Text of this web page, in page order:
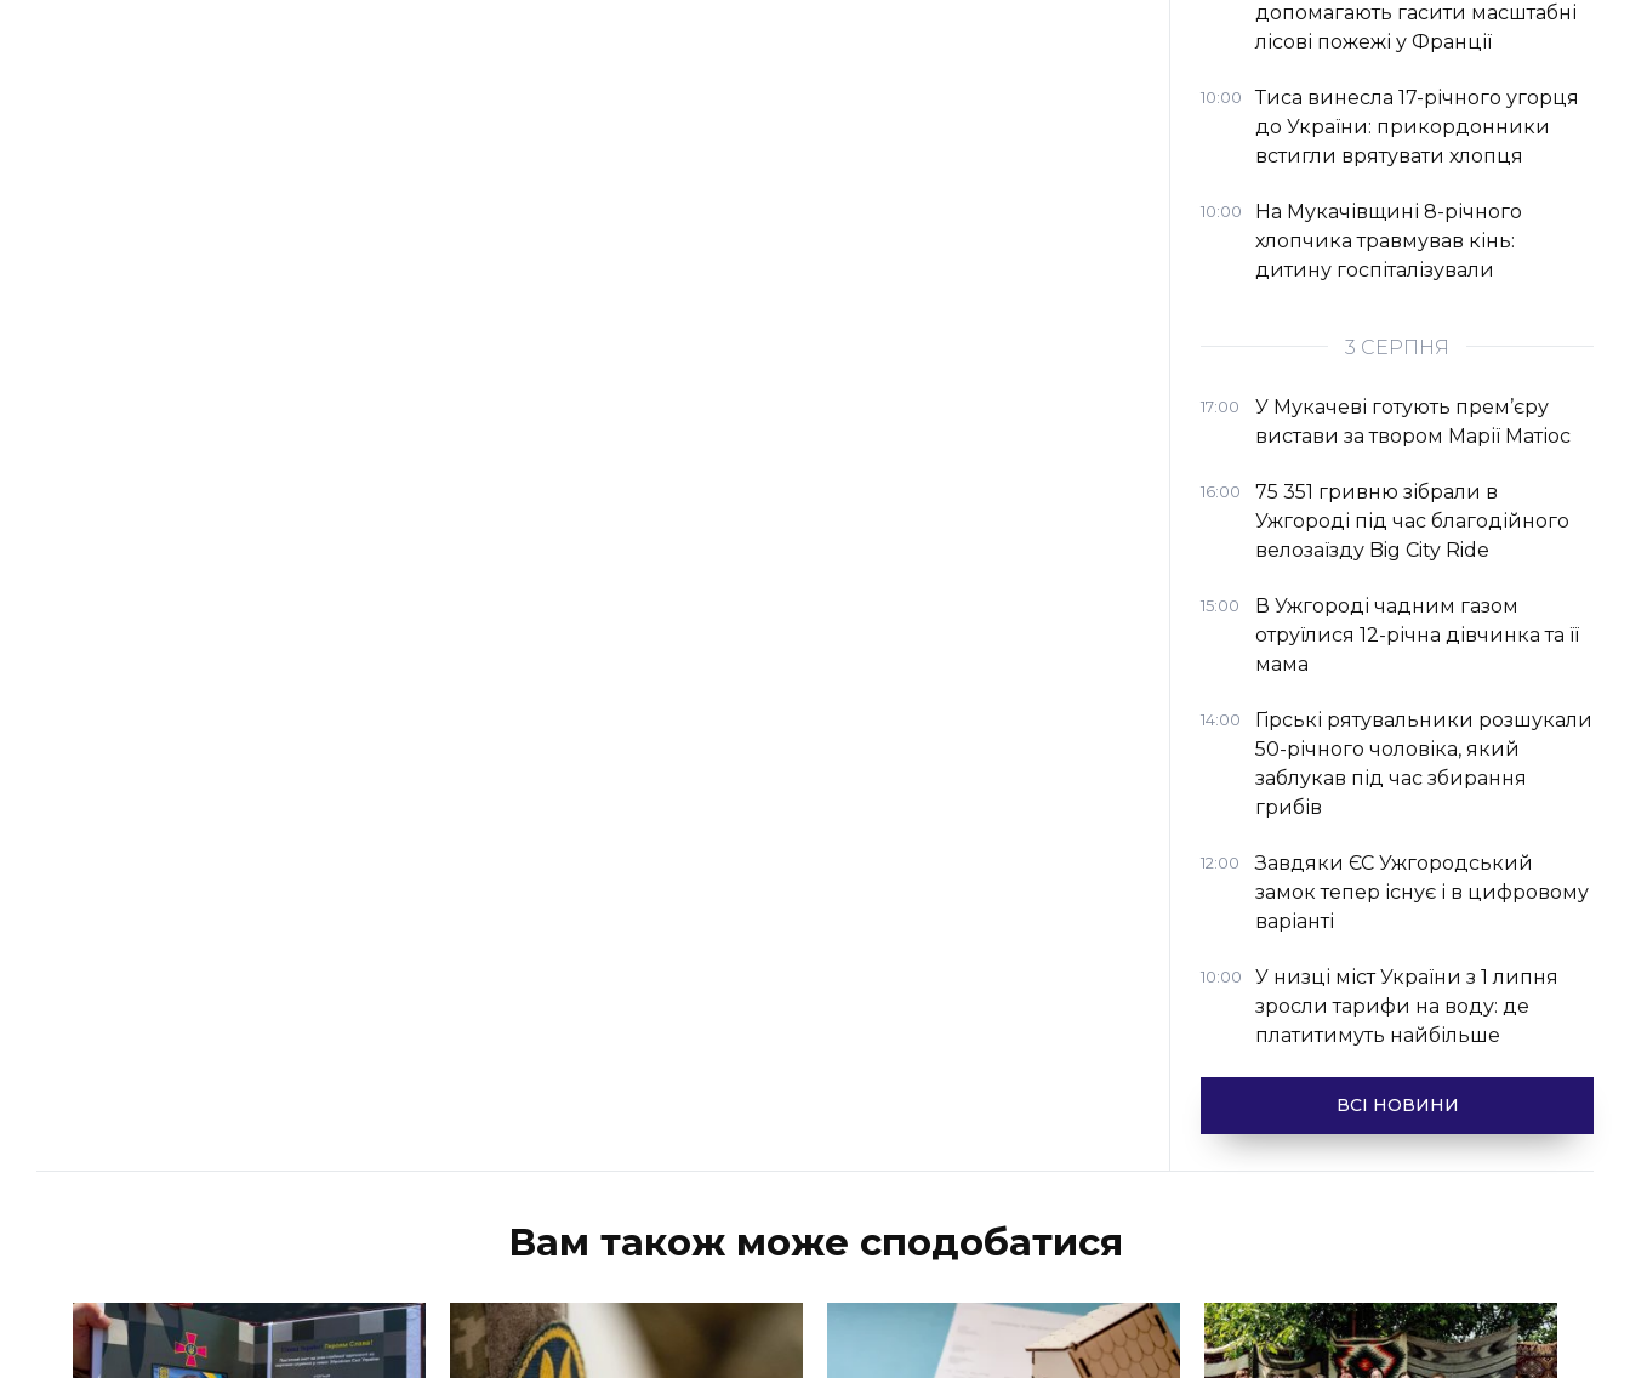
допомагають гасити масштабні
лісові пожежі у Франції
10:00
Тиса винесла 17-річного угорця
до України: прикордонники
встигли врятувати хлопця
10:00
На Мукачівщині 8-річного
хлопчика травмував кінь:
дитину госпіталізували
3 СЕРПНЯ
17:00
У Мукачеві готують прем’єру
вистави за твором Марії Матіос
16:00
75 351 гривню зібрали в
Ужгороді під час благодійного
велозаїзду Big Сity Ride
15:00
В Ужгороді чадним газом
отруїлися 12-річна дівчинка та її
мама
14:00
Гірські рятувальники розшукали
50-річного чоловіка, який
заблукав під час збирання
грибів
12:00
Завдяки ЄС Ужгородський
замок тепер існує і в цифровому
варіанті
10:00
У низці міст України з 1 липня
зросли тарифи на воду: де
платитимуть найбільше
ВСІ НОВИНИ
Вам також може сподобатися